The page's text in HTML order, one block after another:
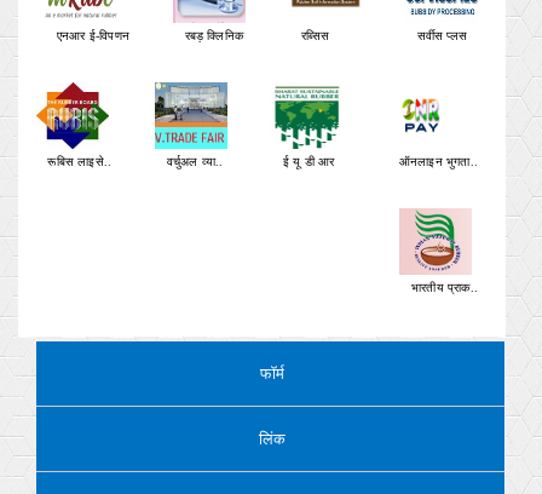
सर्वीस प्लस
रब्सिस
रबड़ क्लिनिक
एनआर ई-विपणन
ऑनलाइन भुगता..
ई यू डी आर
वर्चुअल व्या..
रूबिस लाइसे..
भारतीय प्राक..
फॉर्म
लिंक